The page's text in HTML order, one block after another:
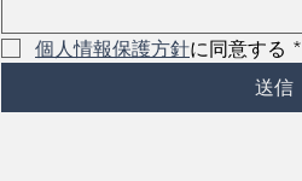
個人情報保護方針に同意する *
送信